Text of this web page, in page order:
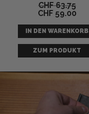
Bewertet
mit
von
5
CHF63.75
CHF59.00
IN DEN WARENKORB
ZUM PRODUKT